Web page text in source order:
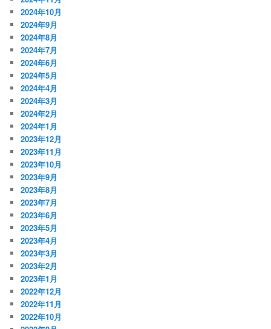
2024年10月
2024年9月
2024年8月
2024年7月
2024年6月
2024年5月
2024年4月
2024年3月
2024年2月
2024年1月
2023年12月
2023年11月
2023年10月
2023年9月
2023年8月
2023年7月
2023年6月
2023年5月
2023年4月
2023年3月
2023年2月
2023年1月
2022年12月
2022年11月
2022年10月